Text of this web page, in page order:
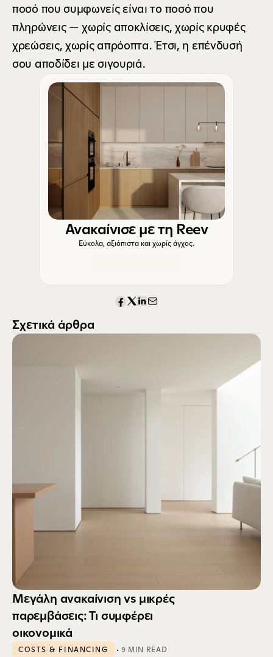
ποσό που συμφωνείς είναι το ποσό που
πληρώνεις — χωρίς αποκλίσεις, χωρίς κρυφές
χρεώσεις, χωρίς απρόοπτα. Έτσι, η επένδυσή
σου αποδίδει με σιγουριά.
Ανακαίνισε με τη Reev
Εύκολα, αξιόπιστα και χωρίς άγχος.
Σχετικά άρθρα
Μεγάλη ανακαίνιση vs μικρές
παρεμβάσεις: Τι συμφέρει
οικονομικά
COSTS & FINANCING · 9 MIN READ